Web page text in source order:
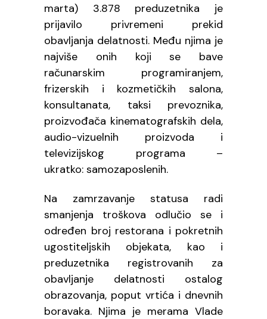
marta) 3.878 preduzetnika je
prijavilo privremeni prekid
obavljanja delatnosti. Među njima je
najviše onih koji se bave
računarskim programiranjem,
frizerskih i kozmetičkih salona,
konsultanata, taksi prevoznika,
proizvođača kinematografskih dela,
audio-vizuelnih proizvoda i
televizijskog programa –
ukratko: samozaposlenih.
Na zamrzavanje statusa radi
smanjenja troškova odlučio se i
određen broj restorana i pokretnih
ugostiteljskih objekata, kao i
preduzetnika registrovanih za
obavljanje delatnosti ostalog
obrazovanja, poput vrtića i dnevnih
boravaka. Njima je merama Vlade